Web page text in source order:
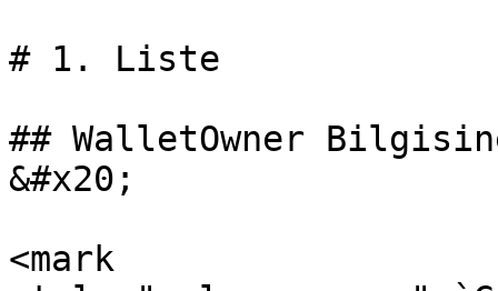
# 1. Liste
## WalletOwner
&#x20;
<mark